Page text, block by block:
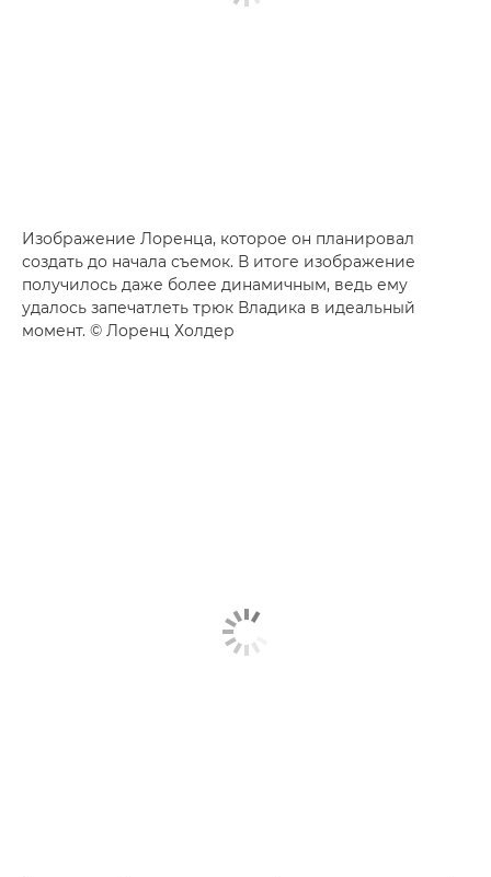
Изображение Лоренца, которое он планировал
создать до начала съемок. В итоге изображение
получилось даже более динамичным, ведь ему
удалось запечатлеть трюк Владика в идеальный
момент. © Лоренц Холдер